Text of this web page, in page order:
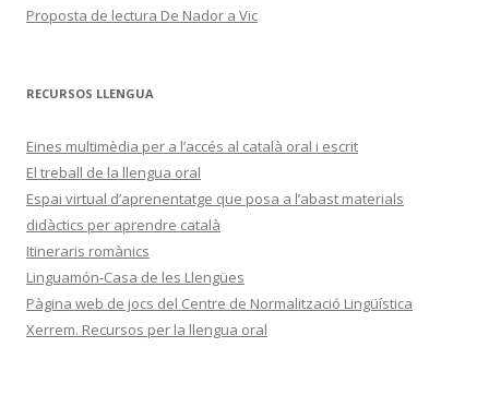
Proposta de lectura De Nador a Vic
RECURSOS LLENGUA
Eines multimèdia per a l’accés al català oral i escrit
El treball de la llengua oral
Espai virtual d’aprenentatge que posa a l’abast materials
didàctics per aprendre català
Itineraris romànics
Linguamón-Casa de les Llengües
Pàgina web de jocs del Centre de Normalització Lingüística
Xerrem. Recursos per la llengua oral